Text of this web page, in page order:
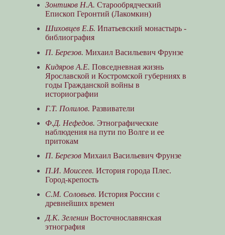
Зонтиков Н.А. Старообрядческий
Епископ Геронтий (Лакомкин)
Шиховцев Е.Б. Ипатьевский монастырь -
библиография
П. Березов. Михаил Васильевич Фрунзе
Кидяров А.Е. Повседневная жизнь
Ярославской и Костромской губерниях в
годы Гражданской войны в
историографии
Г.Т. Полилов. Развиватели
Ф.Д. Нефедов. Этнографические
наблюдения на пути по Волге и ее
притокам
П. БерезовМихаил Васильевич Фрунзе
П.И. Моисеев. История города Плес.
Город-крепость
С.М. Соловьев. История России с
древнейших времен
Д.К. ЗеленинВосточнославянская
этнография